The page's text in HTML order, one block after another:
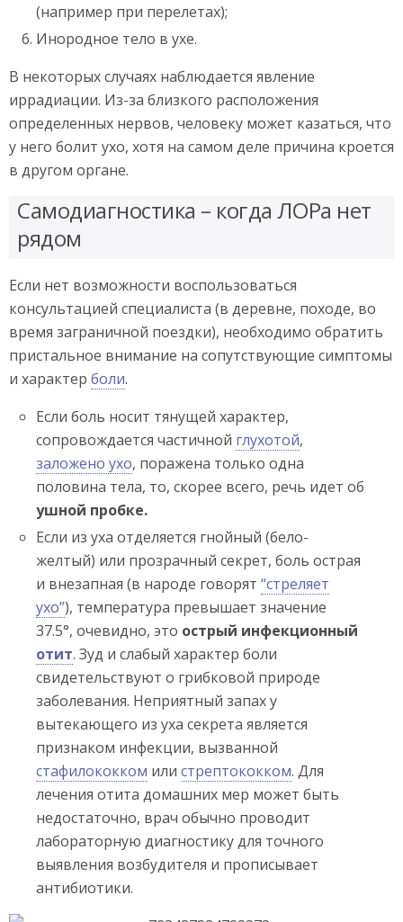
(например при перелетах);
Инородное тело в ухе.
В некоторых случаях наблюдается явление
иррадиации. Из-за близкого расположения
определенных нервов, человеку может казаться, что
у него болит ухо, хотя на самом деле причина кроется
в другом органе.
Самодиагностика – когда ЛОРа нет
рядом
Если нет возможности воспользоваться
консультацией специалиста (в деревне, походе, во
время заграничной поездки), необходимо обратить
пристальное внимание на сопутствующие симптомы
и характер боли.
Если боль носит тянущей характер,
сопровождается частичной глухотой,
заложено ухо, поражена только одна
половина тела, то, скорее всего, речь идет об
ушной пробке.
Если из уха отделяется гнойный (бело-
желтый) или прозрачный секрет, боль острая
и внезапная (в народе говорят“стреляет
ухо”), температура превышает значение
37.5°, очевидно, это острый инфекционный
отит. Зуд и слабый характер боли
свидетельствуют о грибковой природе
заболевания. Неприятный запах у
вытекающего из уха секрета является
признаком инфекции, вызванной
стафилококком илистрептококком. Для
лечения отита домашних мер может быть
недостаточно, врач обычно проводит
лабораторную диагностику для точного
выявления возбудителя и прописывает
антибиотики.